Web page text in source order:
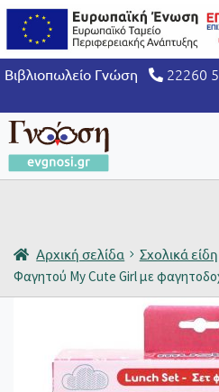
Βιβλιοπωλείο Γνώση 22260
Αρχική σελίδα Σχολικά είδη
Φαγητού My Cute Girl με